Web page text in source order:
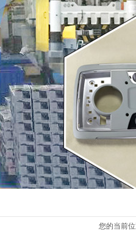
您的当前位